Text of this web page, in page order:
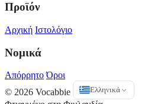
Προϊόν
Αρχική Ιστολόγιο
Νομικά
Απόρρητο Όροι
© 2026 Vocabbie
Ελληνικά